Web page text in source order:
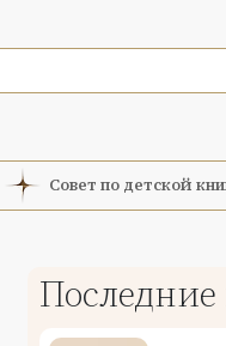
Совет по детской